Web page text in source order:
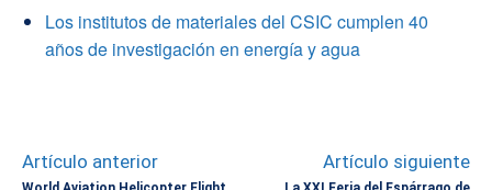
Los institutos de materiales del CSIC cumplen 40
años de investigación en energía y agua
Artículo anterior Artículo siguiente